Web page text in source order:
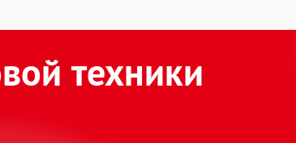
техники